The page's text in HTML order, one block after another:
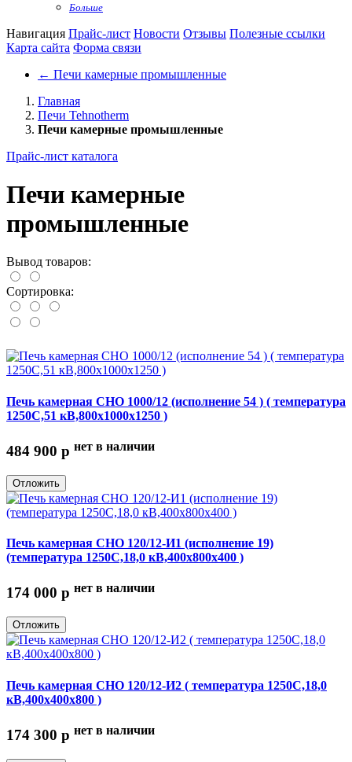
Больше
Навигация Прайс-лист Новости Отзывы Полезные ссылки
Карта сайта Форма связи
← Печи камерные промышленные
Главная
Печи Tehnotherm
Печи камерные промышленные
Прайс-лист каталога
Печи камерные
промышленные
Вывод товаров:
Сортировка:
Печь камерная СНО 1000/12 (исполнение 54 ) ( температура
1250С,51 кВ,800х1000х1250 )
484 900 p нет в наличии
Отложить
Печь камерная СНО 120/12-И1 (исполнение 19)
(температура 1250С,18,0 кВ,400х800х400 )
174 000 p нет в наличии
Отложить
Печь камерная СНО 120/12-И2 ( температура 1250С,18,0
кВ,400х400х800 )
174 300 p нет в наличии